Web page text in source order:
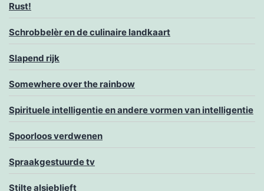
Rust!
Schrobbelèr en de culinaire landkaart
Slapend rijk
Somewhere over the rainbow
Spirituele intelligentie en andere vormen van intelligentie
Spoorloos verdwenen
Spraakgestuurde tv
Stilte alsjeblieft